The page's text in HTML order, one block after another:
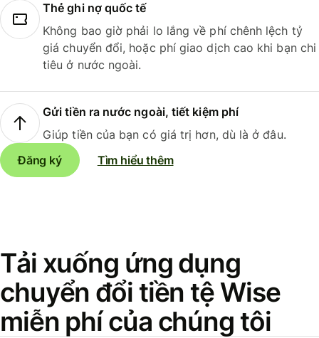
Thẻ ghi nợ quốc tế
Không bao giờ phải lo lắng về phí chênh lệch tỷ
giá chuyển đổi, hoặc phí giao dịch cao khi bạn chi
tiêu ở nước ngoài.
Gửi tiền ra nước ngoài, tiết kiệm phí
Giúp tiền của bạn có giá trị hơn, dù là ở đâu.
Đăng ký
Tìm hiểu thêm
Tải xuống ứng dụng
chuyển đổi tiền tệ Wise
miễn phí của chúng tôi